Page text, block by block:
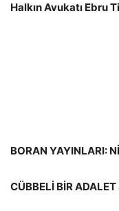
Halkın Avukatı Ebru
BORAN YAYINLARI:
CÜBBELİ BİR